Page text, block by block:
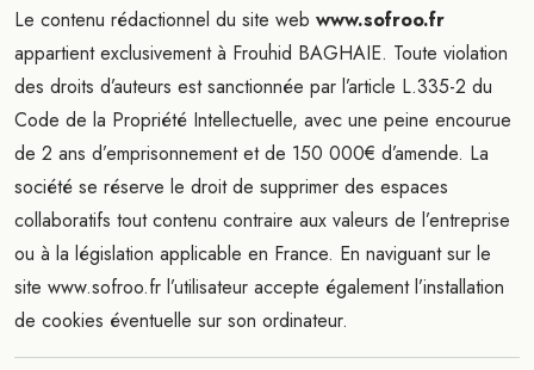
Le contenu rédactionnel du site web www.sofroo.fr
appartient exclusivement à Frouhid BAGHAIE. Toute violation
des droits d’auteurs est sanctionnée par l’article L.335-2 du
Code de la Propriété Intellectuelle, avec une peine encourue
de 2 ans d’emprisonnement et de 150 000€ d’amende. La
société se réserve le droit de supprimer des espaces
collaboratifs tout contenu contraire aux valeurs de l’entreprise
ou à la législation applicable en France. En naviguant sur le
site www.sofroo.fr l’utilisateur accepte également l’installation
de cookies éventuelle sur son ordinateur.